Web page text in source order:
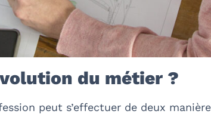
du métier ?
peut s’effectuer de deux